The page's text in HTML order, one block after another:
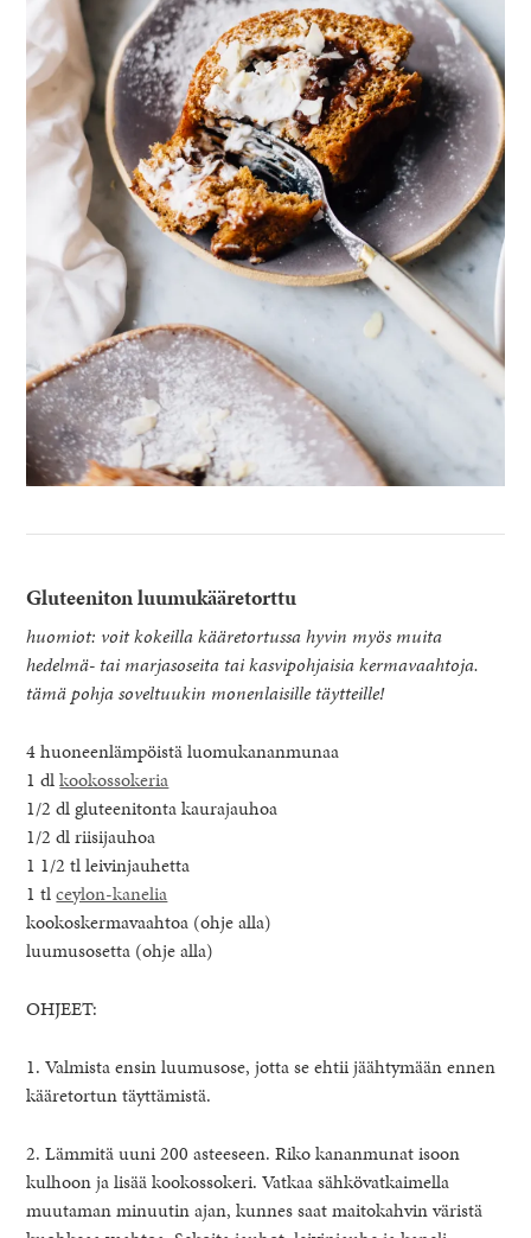
Gluteeniton luumukääretorttu
huomiot: voit kokeilla kääretortussa hyvin myös muita
hedelmä- tai marjasoseita tai kasvipohjaisia kermavaahtoja.
tämä pohja soveltuukin monenlaisille täytteille!
4 huoneenlämpöistä luomukananmunaa
1 dlkookossokeria
1/2 dl gluteenitonta kaurajauhoa
1/2 dl riisijauhoa
1 1/2 tl leivinjauhetta
1 tlceylon-kanelia
kookoskermavaahtoa (ohje alla)
luumusosetta (ohje alla)
OHJEET:
1. Valmista ensin luumusose, jotta se ehtii jäähtymään ennen
kääretortun täyttämistä.
2. Lämmitä uuni 200 asteeseen. Riko kananmunat isoon
kulhoon ja lisää kookossokeri. Vatkaa sähkövatkaimella
muutaman minuutin ajan, kunnes saat maitokahvin väristä